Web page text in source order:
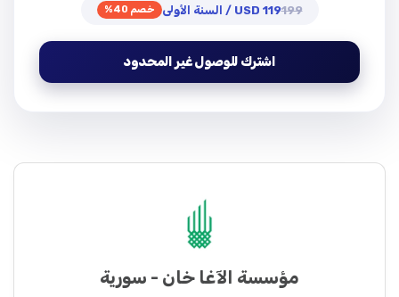
199119 USD / السنة الأولى خصم 40%
اشترك للوصول غير المحدود
مؤسسة الآغا خان - سورية